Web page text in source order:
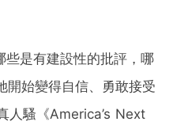
是有建設性的批評，哪
開始變得自信、勇敢接受
人騷《America’s Next